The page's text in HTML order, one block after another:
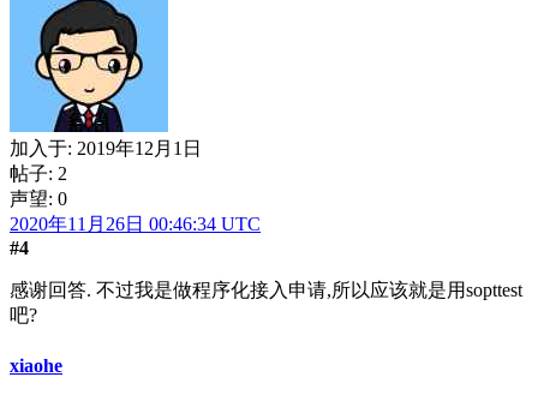
加入于: 2019年12月1日
帖子: 2
声望: 0
2020年11月26日 00:46:34 UTC
#4
感谢回答. 不过我是做程序化接入申请,所以应该就是用sopttest
吧?
xiaohe